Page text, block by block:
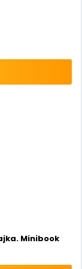
Minibook